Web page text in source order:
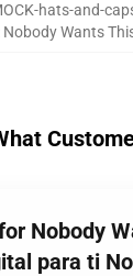
hats-and-
Nobody Wants
Nobody
para ti